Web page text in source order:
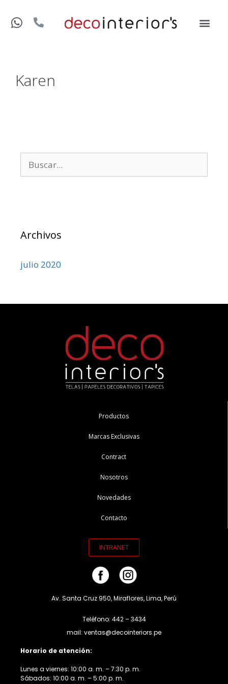
Karen
Archivos
julio 2020
Productos
Marcas Exclusivas
Contract
Nosotros
Novedades
Contacto
INTRANET
Av. Santa Cruz 950, Miraflores, Lima, Perú
Teléfono: 442 – 3434
mail: ventas@decointeriors.pe
Horario de atención:
Lunes a viernes: 10:00 a. m. – 7:30 p. m.
Sábados: 10:00 a. m. – 5:00 p. m.